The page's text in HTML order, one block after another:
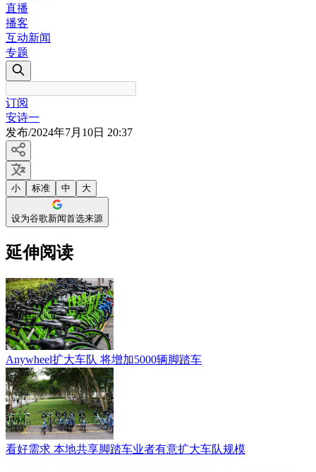
直播
播客
互动新闻
专题
订阅
安诗一
发布/2024年7月10日 20:37
小 标准 中 大
设为谷歌新闻首选来源
延伸阅读
Anywheel扩大车队 将增加5000辆脚踏车
看好需求 本地共享脚踏车业者有意扩大车队规模